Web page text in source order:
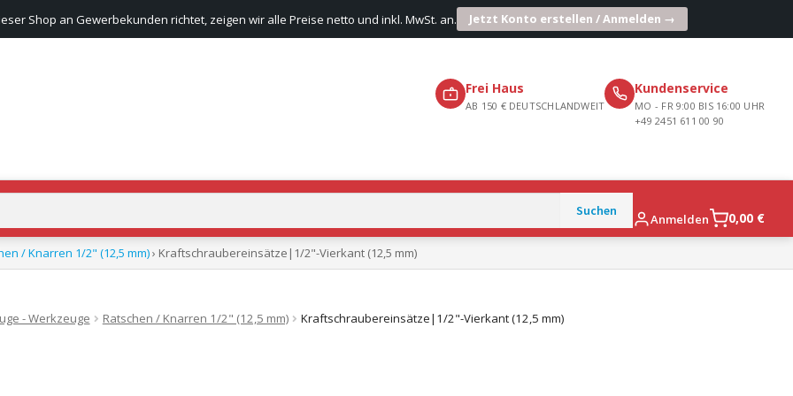
Shop an Gewerbekunden richtet, zeigen wir alle Preise netto und inkl. MwSt. an. Jetzt Konto erstellen / Anmelden →
Frei Haus
AB 150 € DEUTSCHLANDWEIT
Kundenservice
MO - FR 9:00 BIS 16:00 UHR
+49 2451 611 00 90
Anmelden 0,00 €
/ Knarren 1/2" (12,5 mm)› Kraftschraubereinsätze|1/2"-Vierkant (12,5 mm)
- Werkzeuge Ratschen / Knarren 1/2" (12,5 mm) Kraftschraubereinsätze|1/2"-Vierkant (12,5 mm)